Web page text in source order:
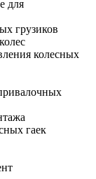
для
грузиков
колесных
гаек